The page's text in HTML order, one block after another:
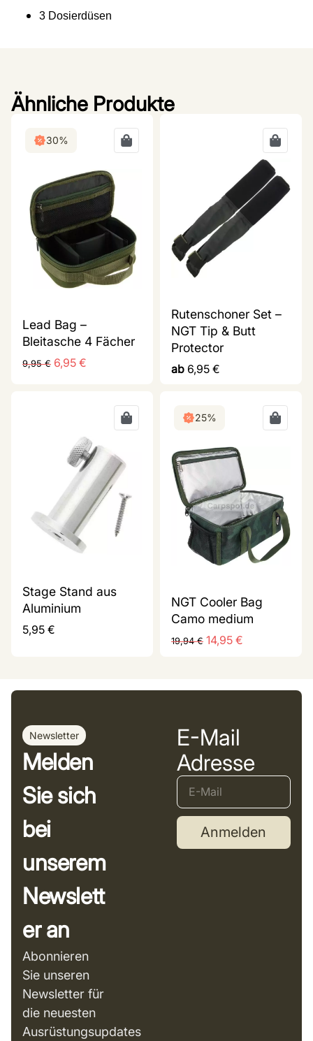
3 Dosierdüsen
Ähnliche Produkte
30%
Lead Bag –
Bleitasche 4 Fächer
9,95€ 6,95 €
Rutenschoner Set –
NGT Tip & Butt
Protector
ab 6,95 €
Stage Stand aus
Aluminium
5,95 €
25%
NGT Cooler Bag
Camo medium
19,94€ 14,95 €
Newsletter
Melden
Sie sich
bei
unserem
Newslett
er an
Abonnieren
Sie unseren
Newsletter für
die neuesten
Ausrüstungsupdates
E-Mail
Adresse
Anmelden